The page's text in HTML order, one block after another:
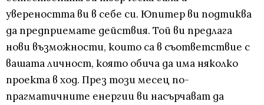
увереността ви в себе си. Юпитер ви подтиква
да предприемате действия. Той ви предлага
нови възможности, които са в съответствие с
вашата личност, която обича да има няколко
проекта в ход. През този месец по-
прагматичните енергии ви насърчават да